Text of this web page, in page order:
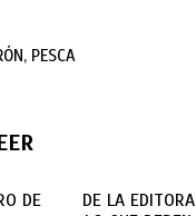
PESCA
DE
DE LA